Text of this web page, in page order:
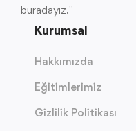
buradayız."
Kurumsal
Hakkımızda
Eğitimlerimiz
Gizlilik Politikası